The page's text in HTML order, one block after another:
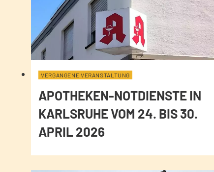
VERGANGENE VERANSTALTUNG
APOTHEKEN-NOTDIENSTE IN
KARLSRUHE VOM 24. BIS 30.
APRIL 2026